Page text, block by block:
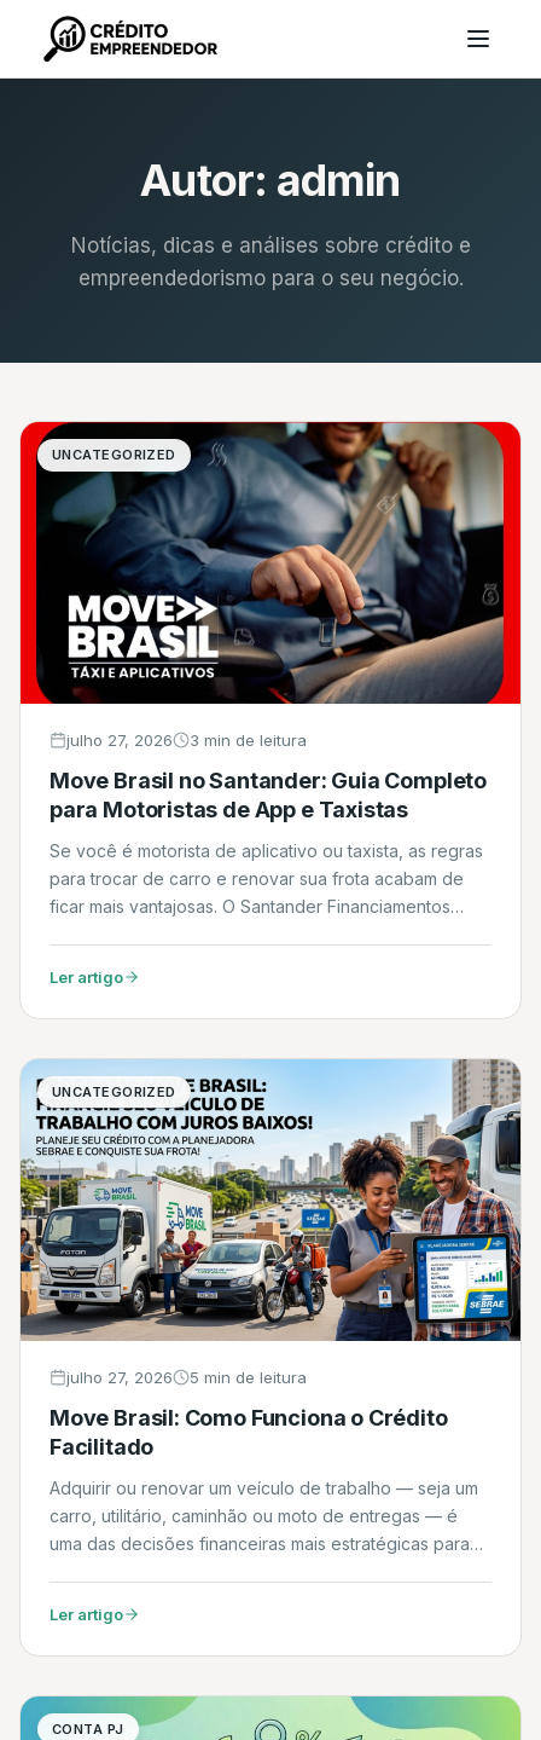
Autor: admin
Notícias, dicas e análises sobre crédito e
empreendedorismo para o seu negócio.
UNCATEGORIZED
julho 27, 2026 3 min de leitura
Move Brasil no Santander: Guia Completo
para Motoristas de App e Taxistas
Se você é motorista de aplicativo ou taxista, as regras
para trocar de carro e renovar sua frota acabam de
ficar mais vantajosas. O Santander Financiamentos
parceria com o BNDES. Neste artigo, explicamos em
detalhes como funciona o financiamento, […]
Ler artigo
UNCATEGORIZED
julho 27, 2026 5 min de leitura
Move Brasil: Como Funciona o Crédito
Facilitado
Adquirir ou renovar um veículo de trabalho — seja um
carro, utilitário, caminhão ou moto de entregas — é
uma das decisões financeiras mais estratégicas para
Move Brasil (iniciativa do Governo Federal em parceria
com o BNDES e instituições bancárias como […]
Ler artigo
CONTA PJ